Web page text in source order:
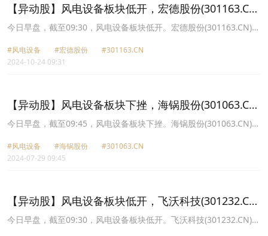
【异动股】风电设备板块低开，宏德股份(301163.CN)
跌6.21%
今日早盘，截至09:30，风电设备板块低开。宏德股份(301163.CN)跌
份(300443.CN)跌5.26%报24.13元，威力传动(300904.CN)跌5.24%
报47.22元，通裕重工(300185.CN)跌4.50%报2.97元，中环海陆
#风电设备 #宏德股份
#301163.CN
2024-10-24 09:31
【异动股】风电设备板块下挫，海锅股份(301063.CN)
跌5.07%
今日早盘，截至09:45，风电设备板块下挫。海锅股份(301063.CN)跌
技(300690.CN)跌4.41%报19.95元，飞沃科技(301232.CN)跌3.79%
报28.17元，振江股份(603507.CN)跌3.75%报22.09元，金雷股份
#风电设备 #海锅股份
#301063.CN
2024-07-29 09:45
【异动股】风电设备板块低开，飞沃科技(301232.CN)
跌4.86%
今日早盘，截至09:30，风电设备板块低开。飞沃科技(301232.CN)跌